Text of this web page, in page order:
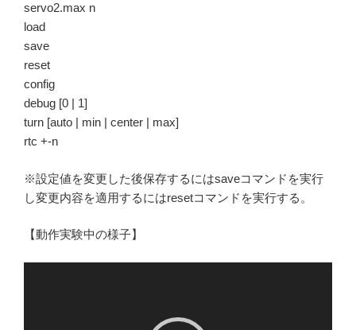
servo2.max n
load
save
reset
config
debug [0 | 1]
turn [auto | min | center | max]
rtc +-n
※設定値を変更した後保存するにはsaveコマンドを実行
し変更内容を適用するにはresetコマンドを実行する。
【動作実験中の様子】